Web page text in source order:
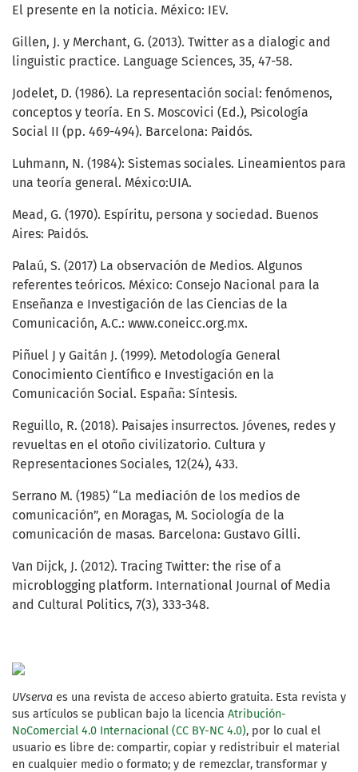
El presente en la noticia. México: IEV.
Gillen, J. y Merchant, G. (2013). Twitter as a dialogic and
linguistic practice. Language Sciences, 35, 47-58.
Jodelet, D. (1986). La representación social: fenómenos,
conceptos y teoría. En S. Moscovici (Ed.), Psicología
Social II (pp. 469-494). Barcelona: Paidós.
Luhmann, N. (1984): Sistemas sociales. Lineamientos para
una teoría general. México:UIA.
Mead, G. (1970). Espíritu, persona y sociedad. Buenos
Aires: Paidós.
Palaú, S. (2017) La observación de Medios. Algunos
referentes teóricos. México: Consejo Nacional para la
Enseñanza e Investigación de las Ciencias de la
Comunicación, A.C.: www.coneicc.org.mx.
Piñuel J y Gaitán J. (1999). Metodología General
Conocimiento Científico e Investigación en la
Comunicación Social. España: Síntesis.
Reguillo, R. (2018). Paisajes insurrectos. Jóvenes, redes y
revueltas en el otoño civilizatorio. Cultura y
Representaciones Sociales, 12(24), 433.
Serrano M. (1985) “La mediación de los medios de
comunicación”, en Moragas, M. Sociología de la
comunicación de masas. Barcelona: Gustavo Gilli.
Van Dijck, J. (2012). Tracing Twitter: the rise of a
microblogging platform. International Journal of Media
and Cultural Politics, 7(3), 333-348.
UVserva es una revista de acceso abierto gratuita. Esta revista y
sus artículos se publican bajo la licencia Atribución-
NoComercial 4.0 Internacional (CC BY-NC 4.0), por lo cual el
usuario es libre de: compartir, copiar y redistribuir el material
en cualquier medio o formato; y de remezclar, transformar y